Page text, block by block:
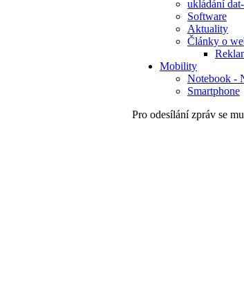
ukládání
Software
Aktuality
Články o
Mobility
Notebook -
Smartphone
Pro odesílání zpráv se